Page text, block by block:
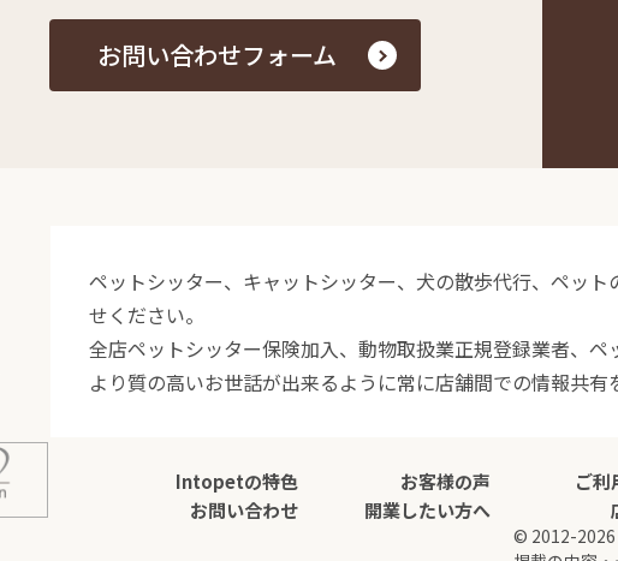
お問い合わせフォーム
ペットシッター、キャットシッター、犬の散歩代行、ペッ
せください。
全店ペットシッター保険加入、動物取扱業正規登録業者、
より質の高いお世話が出来るように常に店舗間での情報共有
Intopetの特色 お客様の声
ご利
お問い合わせ
開業したい方へ
© 2012-